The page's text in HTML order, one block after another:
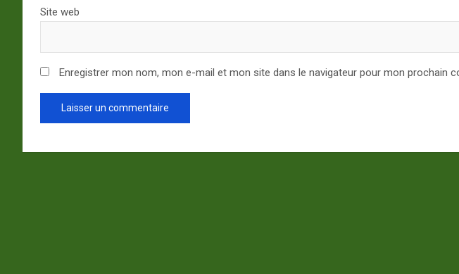
Site web
Enregistrer mon nom, mon e-mail et mon site dans le navigateur pour mon prochain